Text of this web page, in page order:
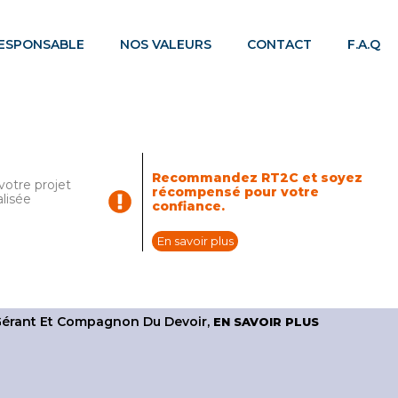
NOS VALEURS CONTACT F.A.Q
projet
Recommandez RT2C et soyez
récompensé pour votre
confiance.
En savoir plus
Et Compagnon Du Devoir, EN SAVOIR PLUS